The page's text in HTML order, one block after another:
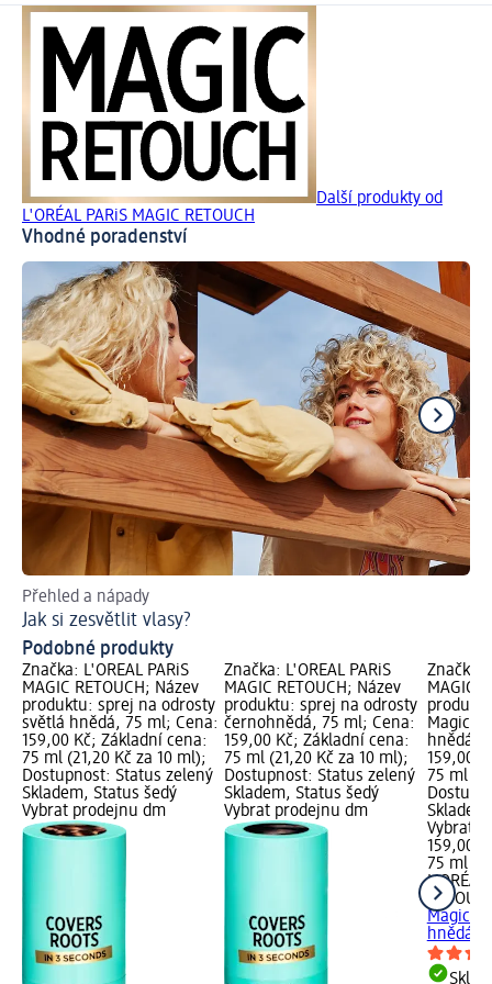
Další produkty od
L'ORÉAL PARiS MAGIC RETOUCH
Vhodné poradenství
Přehled a nápady
Jak si zesvětlit vlasy?
Podobné produkty
Značka: L'ORÉAL PARiS
MAGIC RETOUCH; Název
produktu: sprej na odrosty
světlá hnědá, 75 ml; Cena:
159,00 Kč; Základní cena:
75 ml (21,20 Kč za 10 ml);
Dostupnost: Status zelený
Skladem, Status šedý
Vybrat prodejnu dm
Značka: L'ORÉAL PARiS
MAGIC RETOUCH; Název
produktu: sprej na odrosty
černohnědá, 75 ml; Cena:
159,00 Kč; Základní cena:
75 ml (21,20 Kč za 10 ml);
Dostupnost: Status zelený
Skladem, Status šedý
Vybrat prodejnu dm
Značka:
MAGIC
Magic
hnědá,
159,00
75 ml
Vybrat
159,00
75 ml
L'ORÉAL
Magic
hnědá,